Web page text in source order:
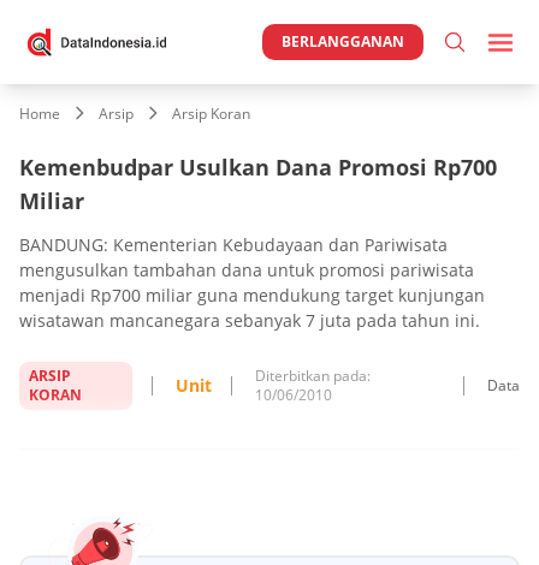
BERLANGGANAN
Home Arsip Arsip Koran
Kemenbudpar Usulkan Dana Promosi Rp700
Miliar
BANDUNG: Kementerian Kebudayaan dan Pariwisata
mengusulkan tambahan dana untuk promosi pariwisata
menjadi Rp700 miliar guna mendukung target kunjungan
wisatawan mancanegara sebanyak 7 juta pada tahun ini.
ARSIP
KORAN
Unit
Diterbitkan pada:
10/06/2010
Data